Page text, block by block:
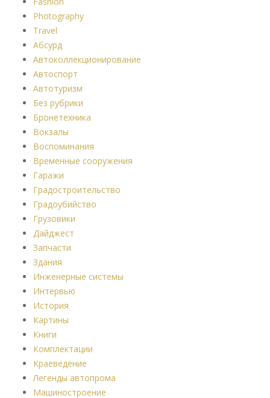
Photography
Travel
Абсурд
Автоколлекционирование
Автоспорт
Автотуризм
Без рубрики
Бронетехника
Вокзалы
Воспоминания
Временные сооружения
Гаражи
Градостроительство
Градоубийство
Грузовики
Дайджест
Запчасти
Здания
Инженерные системы
Интервью
История
Картины
Книги
Комплектации
Краеведение
Легенды автопрома
Машиностроение